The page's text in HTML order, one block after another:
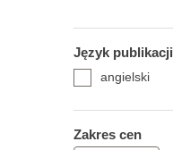
Język publikacji
angielski
Zakres cen